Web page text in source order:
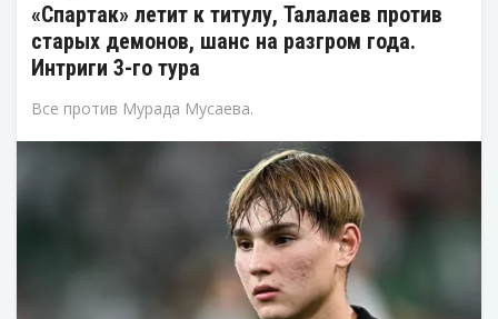
«Спартак» летит к титулу, Талалаев против
старых демонов, шанс на разгром года.
Интриги 3-го тура
Все против Мурада Мусаева.